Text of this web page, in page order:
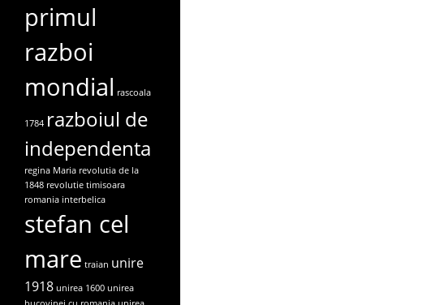
primul
razboi
mondial rascoala
1784 razboiul de
independenta
regina Maria revolutia de la
1848 revolutie timisoara
romania interbelica
stefan cel
mare traian unire
1918 unirea 1600 unirea